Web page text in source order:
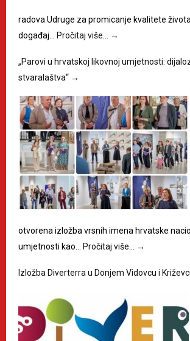
radova Udruge za promicanje kvalitete života
događaj… Pročitaj više… →
„Parovi u hrvatskoj likovnoj umjetnosti:
stvaralaštva“ →
otvorena izložba vrsnih imena hrvatske
umjetnosti kao… Pročitaj više… →
Izložba Diverterra u Donjem Vidovcu i